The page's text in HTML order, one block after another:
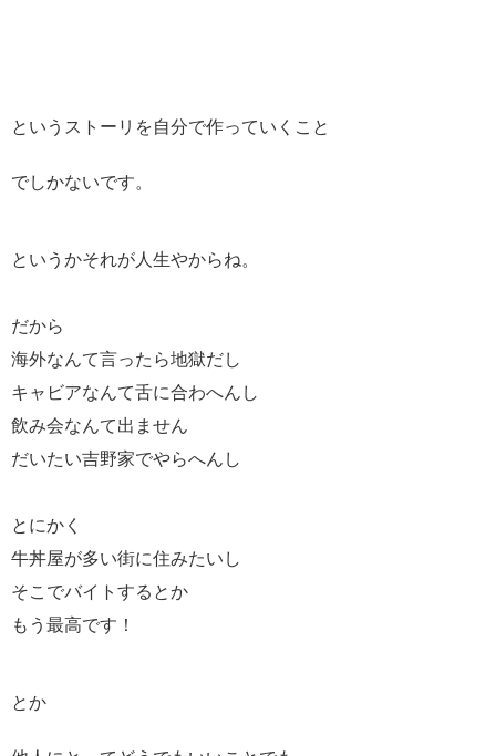
というストーリを自分で作っていくこと
でしかないです。
というかそれが人生やからね。
だから
海外なんて言ったら地獄だし
キャビアなんて舌に合わへんし
飲み会なんて出ません
だいたい吉野家でやらへんし
とにかく
牛丼屋が多い街に住みたいし
そこでバイトするとか
もう最高です！
とか